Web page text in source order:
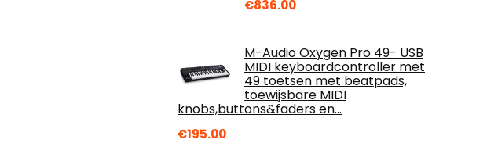
€836.00
M-Audio Oxygen Pro 49- USB
MIDI keyboardcontroller met
49 toetsen met beatpads,
toewijsbare MIDI
knobs,buttons&faders en…
€195.00